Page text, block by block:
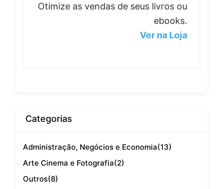
Otimize as vendas de seus livros ou
ebooks.
Ver na Loja
Categorias
Administração, Negócios e Economia(13)
Arte Cinema e Fotografia(2)
Outros(8)